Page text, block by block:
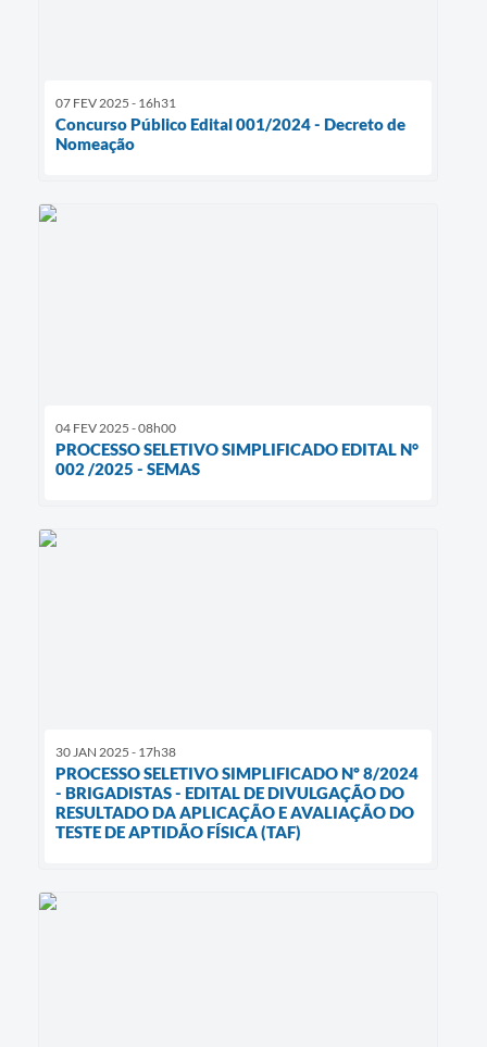
07 FEV 2025 - 16h31
Concurso Público Edital 001/2024 - Decreto de
Nomeação
04 FEV 2025 - 08h00
PROCESSO SELETIVO SIMPLIFICADO EDITAL N°
002 /2025 - SEMAS
30 JAN 2025 - 17h38
PROCESSO SELETIVO SIMPLIFICADO Nº 8/2024
- BRIGADISTAS - EDITAL DE DIVULGAÇÃO DO
RESULTADO DA APLICAÇÃO E AVALIAÇÃO DO
TESTE DE APTIDÃO FÍSICA (TAF)